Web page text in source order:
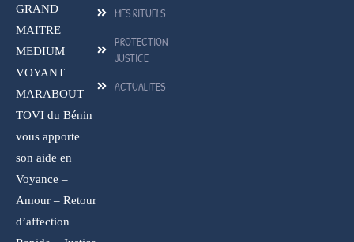
GRAND
MAITRE
MEDIUM
VOYANT
MARABOUT
TOVI du Bénin
vous apporte
son aide en
Voyance –
Amour – Retour
d’affection
MES RITUELS
PROTECTION-
JUSTICE
ACTUALITES